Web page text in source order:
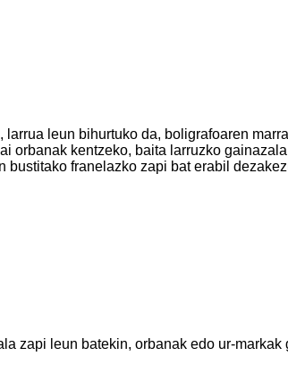
leun bihurtuko da, boligrafoaren
orbanak kentzeko, baita larruzko
franelazko zapi bat erabil
zapi leun batekin, orbanak edo ur-markak